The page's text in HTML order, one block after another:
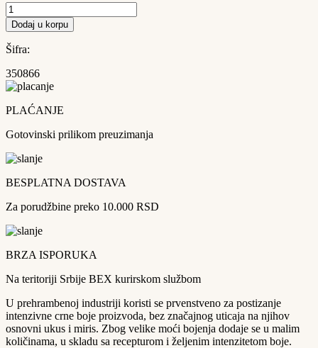
Aktivni
ugalj
1kg
količina
Dodaj u korpu
Šifra:
350866
PLAĆANJE
Gotovinski prilikom preuzimanja
BESPLATNA DOSTAVA
Za porudžbine preko 10.000 RSD
BRZA ISPORUKA
Na teritoriji Srbije BEX kurirskom službom
U prehrambenoj industriji koristi se prvenstveno za postizanje
intenzivne crne boje proizvoda, bez značajnog uticaja na njihov
osnovni ukus i miris. Zbog velike moći bojenja dodaje se u malim
količinama, u skladu sa recepturom i željenim intenzitetom boje.